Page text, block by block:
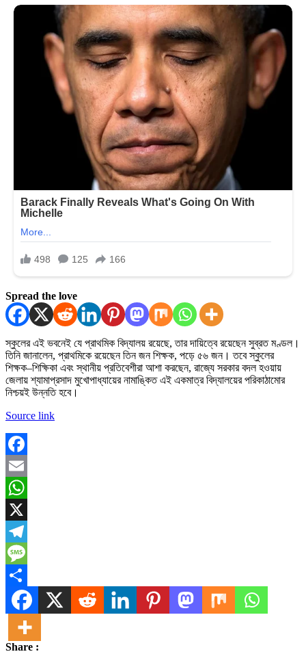
Spread the love
স্কুলের এই ভবনেই যে প্রাথমিক বিদ্যালয় রয়েছে, তার দায়িত্বে রয়েছেন সুব্রত মণ্ডল।
তিনি জানালেন, প্রাথমিকে রয়েছেন তিন জন শিক্ষক, পড়ে ৫৬ জন। তবে স্কুলের
শিক্ষক–শিক্ষিকা এবং স্থানীয় প্রতিবেশীরা আশা করছেন, রাজ্যে সরকার বদল হওয়ায়
জেলায় শ্যামাপ্রসাদ মুখোপাধ্যায়ের নামাঙ্কিত এই একমাত্র বিদ্যালয়ের পরিকাঠামোর
নিশ্চয়ই উন্নতি হবে।
Source link
Facebook
Email
WhatsApp
X
Telegram
Message
Share
Share :